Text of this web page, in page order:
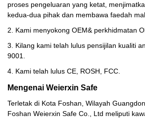
proses pengeluaran yang ketat,
kedua-dua pihak dan membawa faedah
2. Kami menyokong OEM& perkhidmatan
3. Kilang kami telah lulus pensijilan kualiti
9001.
4. Kami telah lulus CE, ROSH, FCC.
Mengenai Weierxin Safe
Terletak di Kota Foshan, Wilayah
Foshan Weierxin Safe Co., Ltd meliputi